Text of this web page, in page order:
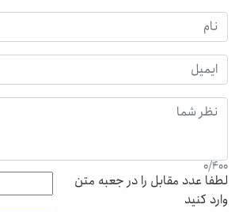
0/400
لطفا عدد مقابل را در جعبه متن
وارد کنید